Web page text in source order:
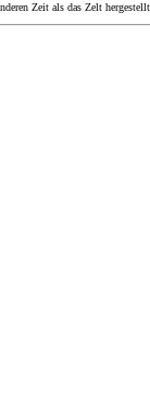
Zeit als das Zelt